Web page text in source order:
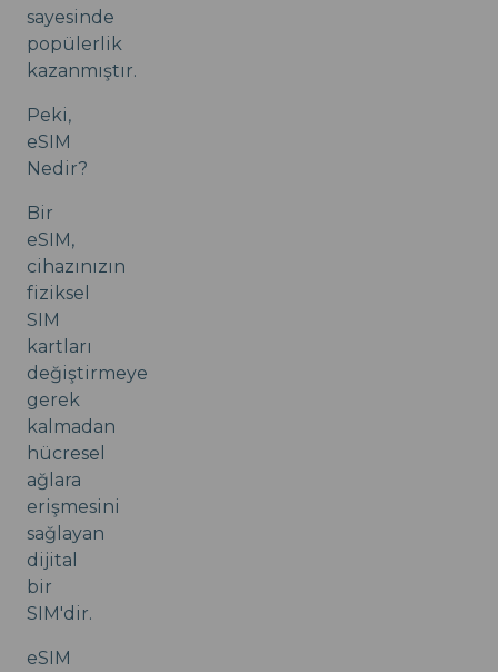
sayesinde
popülerlik
kazanmıştır.
Peki,
eSIM
Nedir?
Bir
eSIM,
cihazınızın
fiziksel
SIM
kartları
değiştirmeye
gerek
kalmadan
hücresel
ağlara
erişmesini
sağlayan
dijital
bir
SIM'dir.
eSIM